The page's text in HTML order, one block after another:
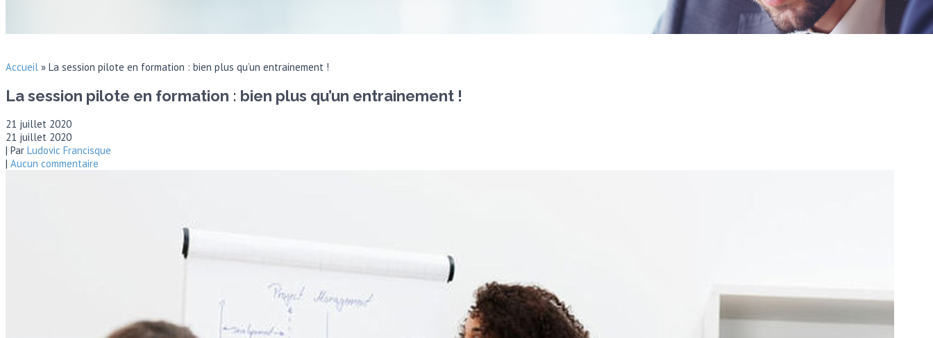
Accueil » La session pilote en formation : bien plus qu’un entrainement !
La session pilote en formation : bien plus qu’un entrainement !
21 juillet 2020
21 juillet 2020
| Par Ludovic Francisque
| Aucun commentaire